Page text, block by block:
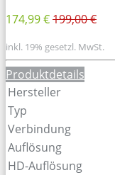
174,99 €199,00 €
inkl. 19% gesetzl. MwSt.
Produktdetails
Hersteller
Typ
Verbindung
Auflösung
HD-Auflösung